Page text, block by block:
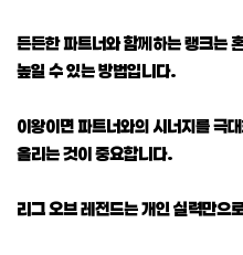
든든한 파트너와 함께하는 랭크는
높일 수 있는 방법입니다.
이왕이면 파트너와의 시너지를 극
올리는 것이 중요합니다.
리그 오브 레전드는 개인 실력만으